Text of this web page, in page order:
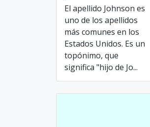
El apellido Johnson es
uno de los apellidos
más comunes en los
Estados Unidos. Es un
topónimo, que
significa "hijo de Jo...